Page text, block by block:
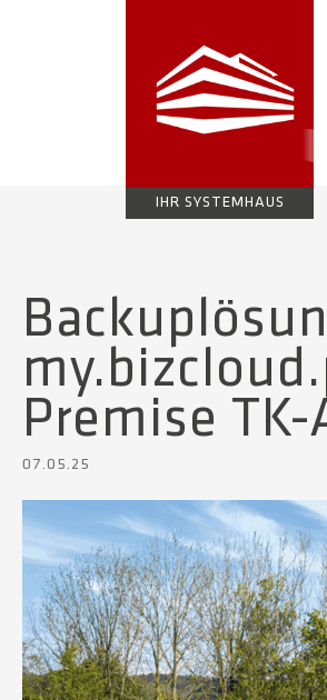
IHR SYSTEMHAUS
Premise
07.05.25